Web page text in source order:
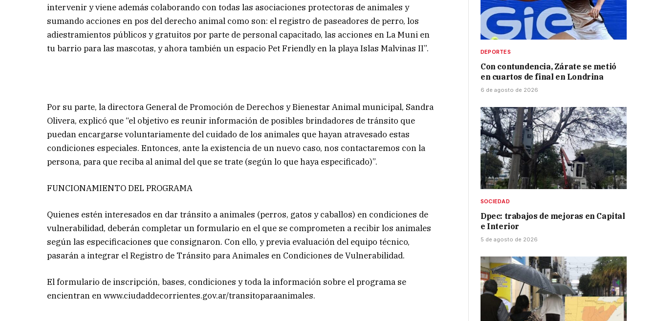
intervenir y viene además colaborando con todas las asociaciones protectoras de animales y
sumando acciones en pos del derecho animal como son: el registro de paseadores de perro, los
adiestramientos públicos y gratuitos por parte de personal capacitado, las acciones en La Muni en
tu barrio para las mascotas, y ahora también un espacio Pet Friendly en la playa Islas Malvinas II”.
Por su parte, la directora General de Promoción de Derechos y Bienestar Animal municipal, Sandra
Olivera, explicó que “el objetivo es reunir información de posibles brindadores de tránsito que
puedan encargarse voluntariamente del cuidado de los animales que hayan atravesado estas
condiciones especiales. Entonces, ante la existencia de un nuevo caso, nos contactaremos con la
persona, para que reciba al animal del que se trate (según lo que haya especificado)”.
FUNCIONAMIENTO DEL PROGRAMA
Quienes estén interesados en dar tránsito a animales (perros, gatos y caballos) en condiciones de
vulnerabilidad, deberán completar un formulario en el que se comprometen a recibir los animales
según las especificaciones que consignaron. Con ello, y previa evaluación del equipo técnico,
pasarán a integrar el Registro de Tránsito para Animales en Condiciones de Vulnerabilidad.
El formulario de inscripción, bases, condiciones y toda la información sobre el programa se
encientran en www.ciudaddecorrientes.gov.ar/transitoparaanimales.
DEPORTES
Con contundencia, Zárate se metió
en cuartos de final en Londrina
6 de agosto de 2026
SOCIEDAD
Dpec: trabajos de mejoras en Capital
e Interior
5 de agosto de 2026